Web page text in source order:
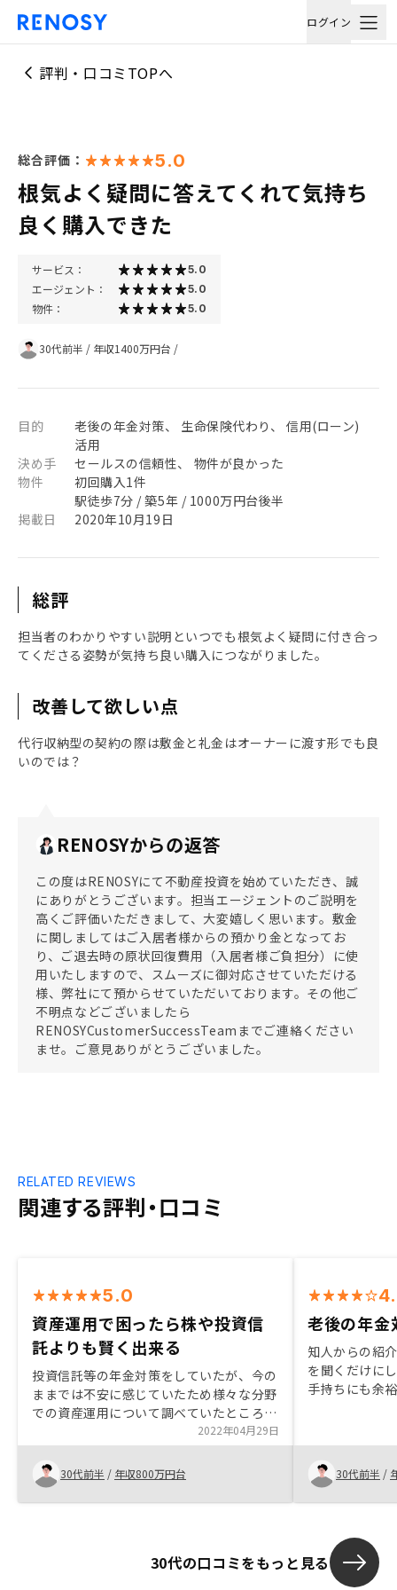
ログイン
評判・口コミTOPへ
総合評価： 5.0
根気よく疑問に答えてくれて気持ち
良く購入できた
サービス： 5.0
エージェント： 5.0
物件： 5.0
30代前半 / 年収1400万円台 /
目的
老後の年金対策、 生命保険代わり、 信用(ローン)
活用
決め手
セールスの信頼性、 物件が良かった
物件
初回購入1件
駅徒歩7分 / 築5年 / 1000万円台後半
掲載日
2020年10月19日
総評
担当者のわかりやすい説明といつでも根気よく疑問に付き合っ
てくださる姿勢が気持ち良い購入につながりました。
改善して欲しい点
代行収納型の契約の際は敷金と礼金はオーナーに渡す形でも良
いのでは？
RENOSYからの返答
この度はRENOSYにて不動産投資を始めていただき、誠
にありがとうございます。担当エージェントのご説明を
高くご評価いただきまして、大変嬉しく思います。敷金
に関しましてはご入居者様からの預かり金となってお
り、ご退去時の原状回復費用（入居者様ご負担分）に使
用いたしますので、スムーズに御対応させていただける
様、弊社にて預からせていただいております。その他ご
不明点などございましたら
RENOSYCustomerSuccessTeamまでご連絡ください
ませ。ご意見ありがとうございました。
関連する評判・口コミ
RELATED REVIEWS
5.0
資産運用で困ったら株や投資信
託よりも賢く出来る
投資信託等の年金対策をしていたが、今の
ままでは不安に感じていたため様々な分野
での資産運用について調べていたところ縁
があって担当者の方から詳しい話を聞くこ
とが出来たのがきっかけでそこからは丁寧
な説明等で購入は即決しました。
2022年04月29日
30代前半 / 年収800万円台
老後の年金
知人からの紹
を聞くだけに
手持ちにも余
にも手元に残
す。
30代前半 /
30代の口コミをもっと見る